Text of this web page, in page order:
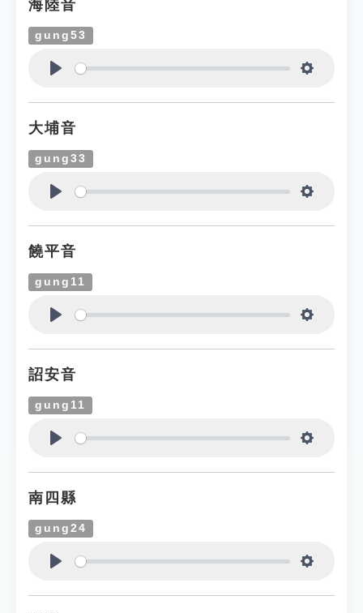
海陸音
gung53
大埔音
gung33
饒平音
gung11
詔安音
gung11
南四縣
gung24